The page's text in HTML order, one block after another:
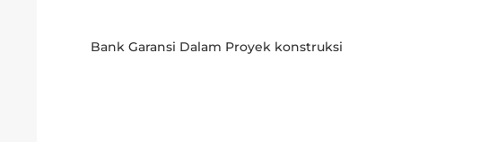
Bank Garansi Dalam Proyek konstruksi